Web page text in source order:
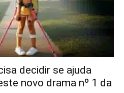
decidir se ajuda
novo drama nº 1 da